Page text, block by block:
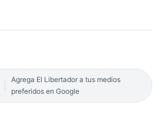
Agrega El Libertador a tus medios
preferidos en Google